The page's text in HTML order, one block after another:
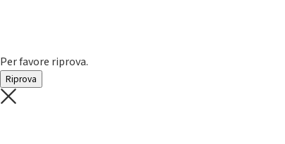
Per favore riprova.
Riprova